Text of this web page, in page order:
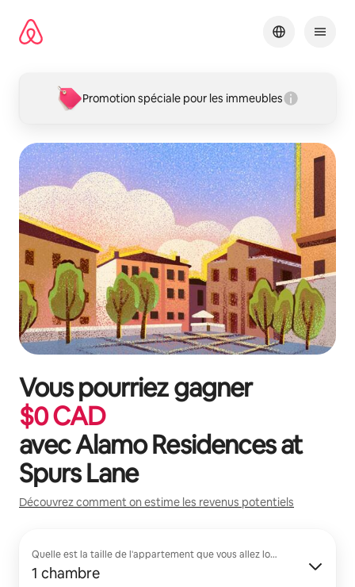
directement
Promotion spéciale pour les immeubles
Vous pourriez gagner
$0CAD
avecAlamo Residences at
Spurs Lane
Découvrez comment on estime les revenus potentiels
Quelle est la taille de l'appartement que vous allez louer?
1 chambre